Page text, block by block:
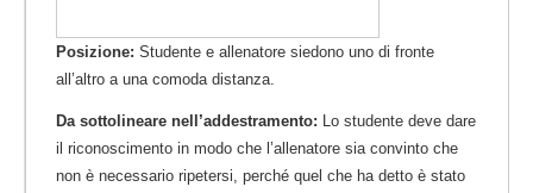
Posizione: Studente e allenatore siedono uno di fronte
all’altro a una comoda distanza.
Da sottolineare nell’addestramento: Lo studente deve dare
il riconoscimento in modo che l’allenatore sia convinto che
non è necessario ripetersi, perché quel che ha detto è stato